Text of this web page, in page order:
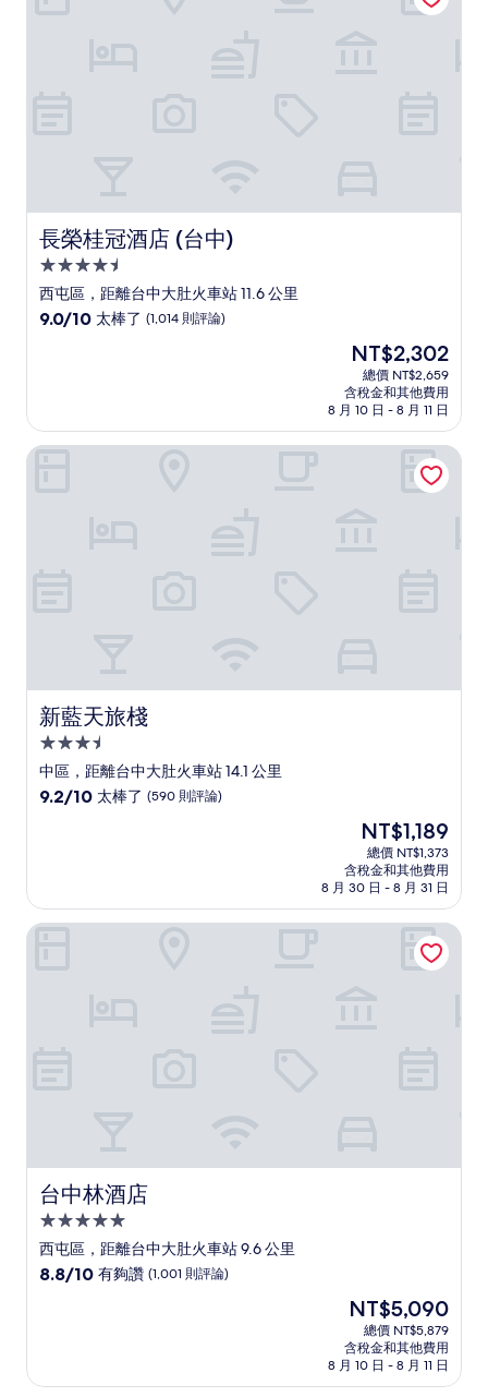
長榮桂冠酒店 (台中)
長榮桂冠酒店 (台中)
4.5
星
級
西屯區，距離台中大肚火車站 11.6 公里
9.0
太
棒
9.0/10 太棒了 (1,014 則評論)
現
在
價
格
為
NT$2,302
NT$2,302
總價 NT$2,659
含稅金和其他費用
8 月 10 日 - 8 月 11 日
新藍天旅棧
新藍天旅棧
3.5
星
級
中區，距離台中大肚火車站 14.1 公里
9.2
太
棒
9.2/10 太棒了 (590 則評論)
現
在
價
格
為
NT$1,189
NT$1,189
總價 NT$1,373
含稅金和其他費用
8 月 30 日 - 8 月 31 日
新藍天旅棧
台中林酒店
台中林酒店
5.0
星
級
西屯區，距離台中大肚火車站 9.6 公里
8.8
有
8.8/10 有夠讚 (1,001 則評論)
現
價
格
為
NT$5,090
總價 NT$5,879
含稅金和其他費用
8 月 10 日 - 8 月 11 日
台中林酒店